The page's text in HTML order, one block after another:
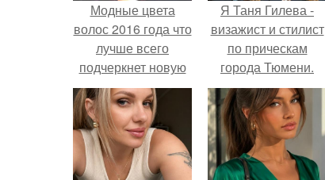
Модные цвета
волос 2016 года что
лучше всего
подчеркнет новую
модную стрижку?
Я Таня Гилева -
визажист и стилист
по прическам
города Тюмени.